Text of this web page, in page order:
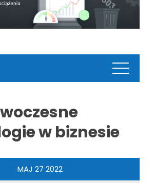
w biznesie
MAJ 27 2022